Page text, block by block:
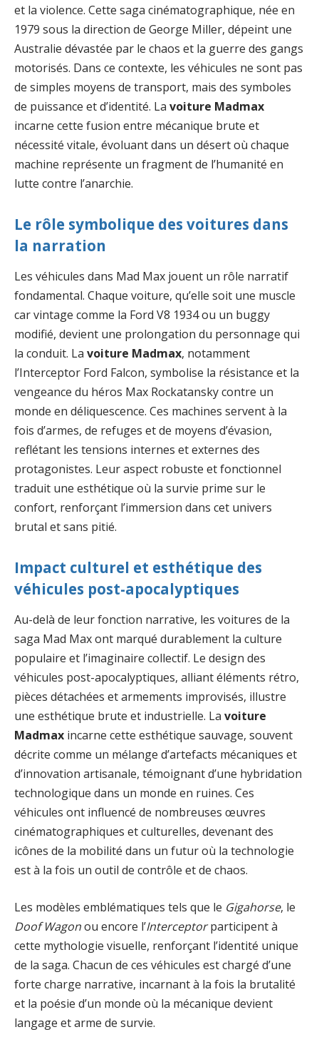
et la violence. Cette saga cinématographique, née en
1979 sous la direction de George Miller, dépeint une
Australie dévastée par le chaos et la guerre des gangs
motorisés. Dans ce contexte, les véhicules ne sont pas
de simples moyens de transport, mais des symboles
de puissance et d’identité. La voiture Madmax
incarne cette fusion entre mécanique brute et
nécessité vitale, évoluant dans un désert où chaque
machine représente un fragment de l’humanité en
lutte contre l’anarchie.
Le rôle symbolique des voitures dans
la narration
Les véhicules dans Mad Max jouent un rôle narratif
fondamental. Chaque voiture, qu’elle soit une muscle
car vintage comme la Ford V8 1934 ou un buggy
modifié, devient une prolongation du personnage qui
la conduit. La voiture Madmax, notamment
l’Interceptor Ford Falcon, symbolise la résistance et la
vengeance du héros Max Rockatansky contre un
monde en déliquescence. Ces machines servent à la
fois d’armes, de refuges et de moyens d’évasion,
reflétant les tensions internes et externes des
protagonistes. Leur aspect robuste et fonctionnel
traduit une esthétique où la survie prime sur le
confort, renforçant l’immersion dans cet univers
brutal et sans pitié.
Impact culturel et esthétique des
véhicules post-apocalyptiques
Au-delà de leur fonction narrative, les voitures de la
saga Mad Max ont marqué durablement la culture
populaire et l’imaginaire collectif. Le design des
véhicules post-apocalyptiques, alliant éléments rétro,
pièces détachées et armements improvisés, illustre
une esthétique brute et industrielle. La voiture
Madmax incarne cette esthétique sauvage, souvent
décrite comme un mélange d’artefacts mécaniques et
d’innovation artisanale, témoignant d’une hybridation
technologique dans un monde en ruines. Ces
véhicules ont influencé de nombreuses œuvres
cinématographiques et culturelles, devenant des
icônes de la mobilité dans un futur où la technologie
est à la fois un outil de contrôle et de chaos.
Les modèles emblématiques tels que le Gigahorse, le
Doof Wagonou encore l’Interceptorparticipent à
cette mythologie visuelle, renforçant l’identité unique
de la saga. Chacun de ces véhicules est chargé d’une
forte charge narrative, incarnant à la fois la brutalité
et la poésie d’un monde où la mécanique devient
langage et arme de survie.